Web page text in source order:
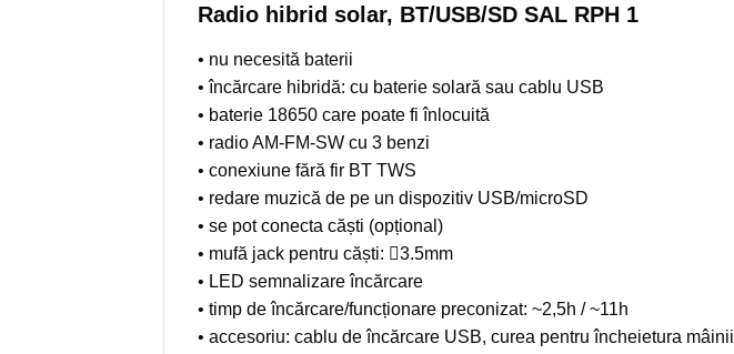
Radio hibrid solar, BT/USB/SD SAL RPH 1
• nu necesită baterii
• încărcare hibridă: cu baterie solară sau cablu USB
• baterie 18650 care poate fi înlocuită
• radio AM-FM-SW cu 3 benzi
• conexiune fără fir BT TWS
• redare muzică de pe un dispozitiv USB/microSD
• se pot conecta căști (opțional)
• mufă jack pentru căști: 3.5mm
• LED semnalizare încărcare
• timp de încărcare/funcționare preconizat: ~2,5h / ~11h
• accesoriu: cablu de încărcare USB, curea pentru încheietura mâinii